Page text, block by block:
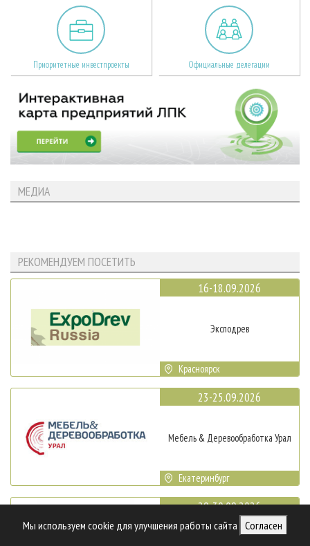
Мы используем cookie для улучшения работы сайта Согласен
Приоритетные инвестпроекты Официальные делегации
МЕДИА
РЕКОМЕНДУЕМ ПОСЕТИТЬ
16-18.09.2026
Эксподрев
Красноярск
23-25.09.2026
Мебель & Деревообработка Урал
Екатеринбург
29-30.09.2026